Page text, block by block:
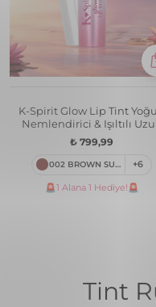
K-Spirit Glow Lip Tint
Nemlendirici & Işıltılı
Süre Kalıcı Dudak Tint'i
₺ 799,99
002 BROWN SUGAR VEIL +6
🚨1 Alana 1 Hediye!🚨
Tint